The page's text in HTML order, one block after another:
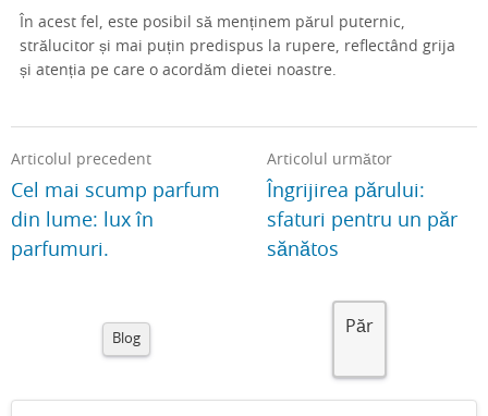
În acest fel, este posibil să menținem părul puternic,
strălucitor și mai puțin predispus la rupere, reflectând grija
și atenția pe care o acordăm dietei noastre.
Articolul precedent
Cel mai scump parfum
din lume: lux în
parfumuri.
Articolul următor
Îngrijirea părului:
sfaturi pentru un păr
sănătos
Blog
Păr